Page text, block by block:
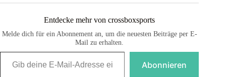
Entdecke mehr von crossboxsports
Melde dich für ein Abonnement an, um die neuesten Beiträge per E-
Mail zu erhalten.
Gib deine E-Mail-Adresse ein ...
Abonnieren